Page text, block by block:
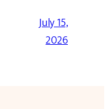
July 15,
2026